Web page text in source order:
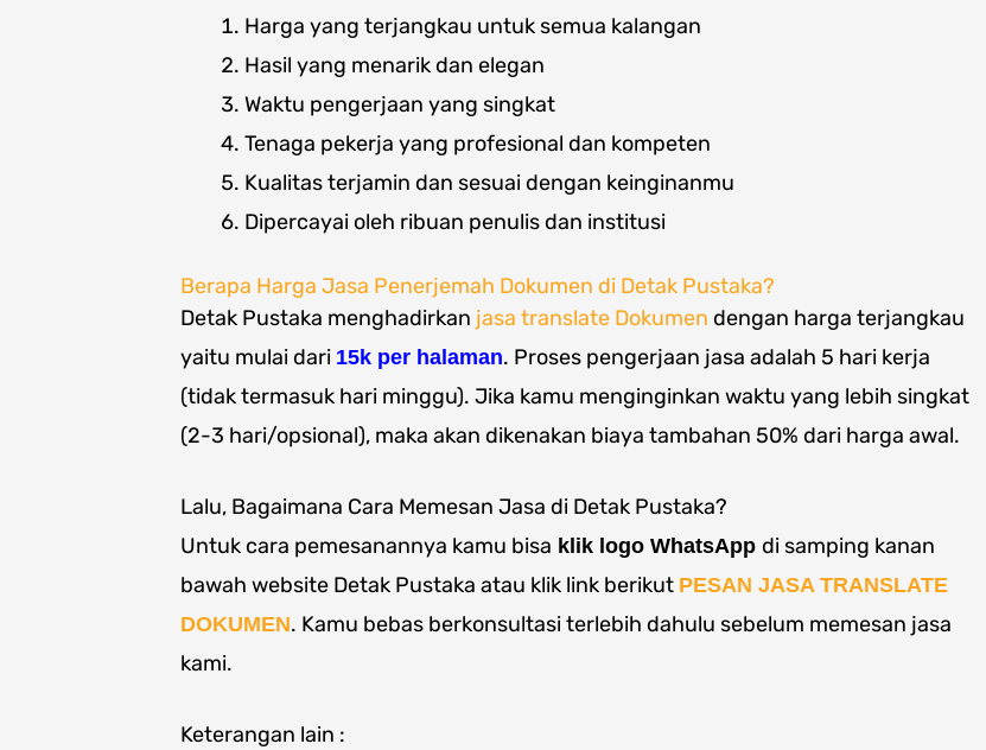
Harga yang terjangkau untuk semua kalangan
Hasil yang menarik dan elegan
Waktu pengerjaan yang singkat
Tenaga pekerja yang profesional dan kompeten
Kualitas terjamin dan sesuai dengan keinginanmu
Dipercayai oleh ribuan penulis dan institusi
Berapa Harga Jasa Penerjemah Dokumen di Detak Pustaka?
Detak Pustaka menghadirkan jasa translate Dokumen dengan harga terjangkau
yaitu mulai dari 15k per halaman. Proses pengerjaan jasa adalah 5 hari kerja
(tidak termasuk hari minggu). Jika kamu menginginkan waktu yang lebih singkat
(2-3 hari/opsional), maka akan dikenakan biaya tambahan 50% dari harga awal.
Lalu, Bagaimana Cara Memesan Jasa di Detak Pustaka?
Untuk cara pemesanannya kamu bisa klik logo WhatsApp di samping kanan
bawah website Detak Pustaka atau klik link berikut PESAN JASA TRANSLATE
DOKUMEN. Kamu bebas berkonsultasi terlebih dahulu sebelum memesan jasa
kami.
Keterangan lain :